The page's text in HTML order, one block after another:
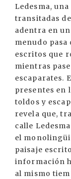
Ledesma,
transitadas
adentra en
menudo pasa
escritos que
mientras
escaparates.
presentes en
toldos y
revela que,
calle
el
paisaje
información
al mismo